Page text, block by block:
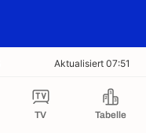
TV Tabelle
Aktualisiert 07:51